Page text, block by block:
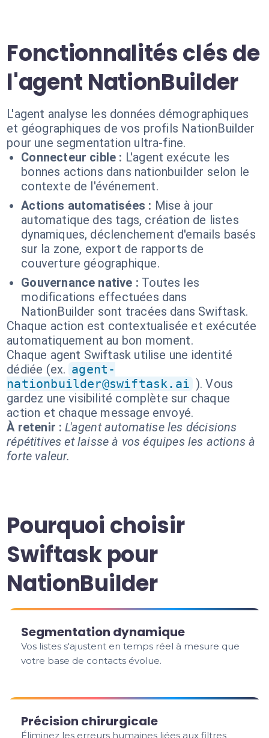
Fonctionnalités clés de
l'agent NationBuilder
L'agent analyse les données démographiques
et géographiques de vos profils NationBuilder
pour une segmentation ultra-fine.
Connecteur cible : L'agent exécute les
bonnes actions dans nationbuilder selon le
contexte de l'événement.
Actions automatisées : Mise à jour
automatique des tags, création de listes
dynamiques, déclenchement d'emails basés
sur la zone, export de rapports de
couverture géographique.
Gouvernance native : Toutes les
modifications effectuées dans
NationBuilder sont tracées dans Swiftask.
Chaque action est contextualisée et exécutée
automatiquement au bon moment.
Chaque agent Swiftask utilise une identité
dédiée (ex. agent-
nationbuilder@swiftask.ai ). Vous
gardez une visibilité complète sur chaque
action et chaque message envoyé.
À retenir : L'agent automatise les décisions
répétitives et laisse à vos équipes les actions à
forte valeur.
Pourquoi choisir
Swiftask pour
NationBuilder
Segmentation dynamique
Vos listes s'ajustent en temps réel à mesure que
votre base de contacts évolue.
Précision chirurgicale
Éliminez les erreurs humaines liées aux filtres